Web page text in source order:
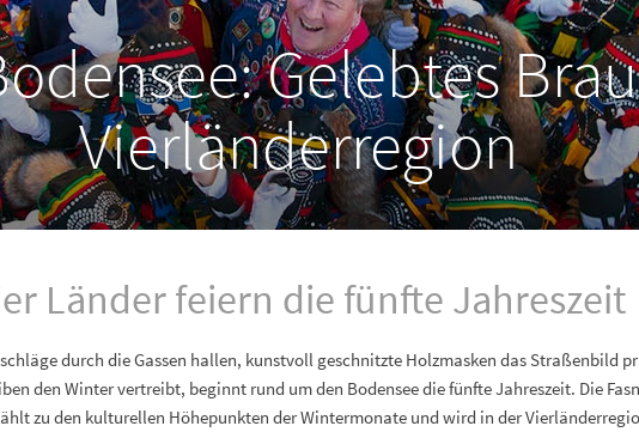
Gelebtes
Vierländerregion
Länder feiern die fünfte Jahreszeit
durch die Gassen hallen, kunstvoll geschnitzte Holzmasken das Straßenbild
den Winter vertreibt, beginnt rund um den Bodensee die fünfte Jahreszeit. Die
zu den kulturellen Höhepunkten der Wintermonate und wird in der